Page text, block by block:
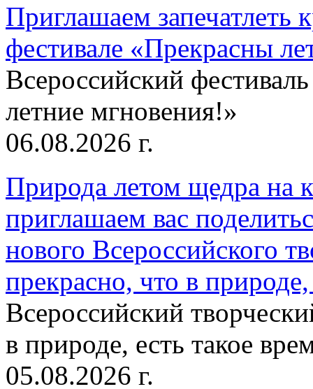
Приглашаем запечатлеть
фестивале «Прекрасны
Всероссийский
летние мгновения!»
06.08.2026 г.
Природа летом щедра на
приглашаем вас
нового Всероссийского
прекрасно, что в
Всероссийский
в природе, есть такое
05.08.2026 г.